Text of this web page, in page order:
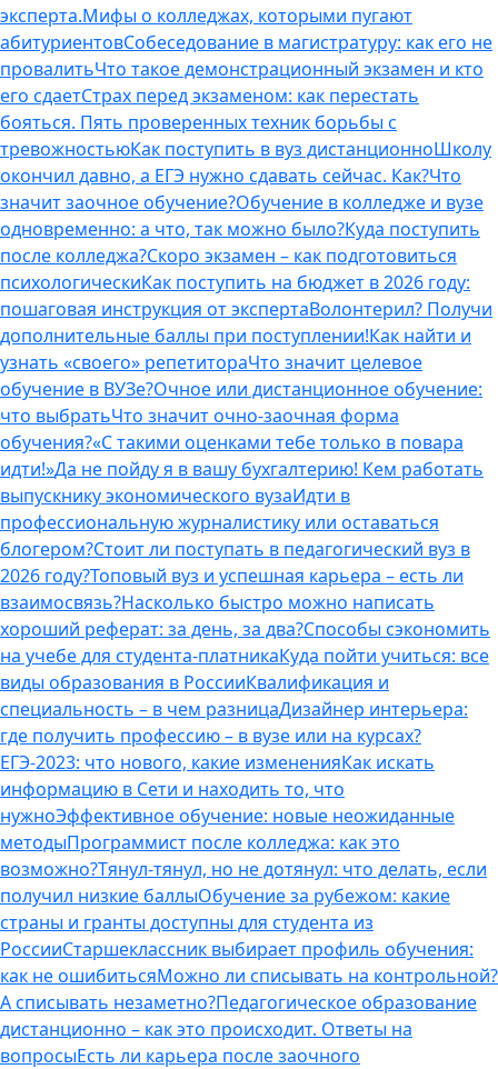
эксперта.Мифы о колледжах, которыми пугают
абитуриентовСобеседование в магистратуру: как его не
провалитьЧто такое демонстрационный экзамен и кто
его сдаетСтрах перед экзаменом: как перестать
бояться. Пять проверенных техник борьбы с
тревожностьюКак поступить в вуз дистанционноШколу
окончил давно, а ЕГЭ нужно сдавать сейчас. Как?Что
значит заочное обучение?Обучение в колледже и вузе
одновременно: а что, так можно было?Куда поступить
после колледжа?Скоро экзамен – как подготовиться
психологическиКак поступить на бюджет в 2026 году:
пошаговая инструкция от экспертаВолонтерил? Получи
дополнительные баллы при поступлении!Как найти и
узнать «своего» репетитораЧто значит целевое
обучение в ВУЗе?Очное или дистанционное обучение:
что выбратьЧто значит очно-заочная форма
обучения?«С такими оценками тебе только в повара
идти!»Да не пойду я в вашу бухгалтерию! Кем работать
выпускнику экономического вузаИдти в
профессиональную журналистику или оставаться
блогером?Стоит ли поступать в педагогический вуз в
2026 году?Топовый вуз и успешная карьера – есть ли
взаимосвязь?Насколько быстро можно написать
хороший реферат: за день, за два?Способы сэкономить
на учебе для студента-платникаКуда пойти учиться: все
виды образования в РоссииКвалификация и
специальность – в чем разницаДизайнер интерьера:
где получить профессию – в вузе или на курсах?
ЕГЭ-2023: что нового, какие измененияКак искать
информацию в Сети и находить то, что
нужноЭффективное обучение: новые неожиданные
методыПрограммист после колледжа: как это
возможно?Тянул-тянул, но не дотянул: что делать, если
получил низкие баллыОбучение за рубежом: какие
страны и гранты доступны для студента из
РоссииСтаршеклассник выбирает профиль обучения:
как не ошибитьсяМожно ли списывать на контрольной?
А списывать незаметно?Педагогическое образование
дистанционно – как это происходит. Ответы на
вопросыЕсть ли карьера после заочного